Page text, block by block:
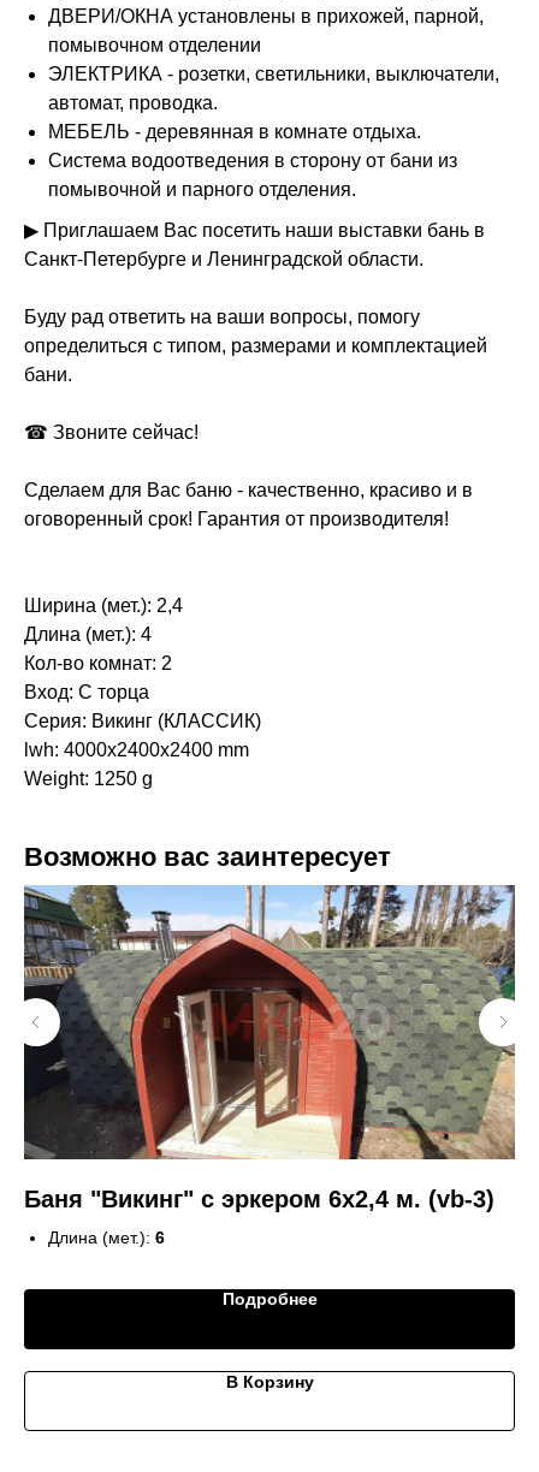
ДВЕРИ/ОКНА установлены в прихожей, парной,
помывочном отделении
ЭЛЕКТРИКА - розетки, светильники, выключатели,
автомат, проводка.
МЕБЕЛЬ - деревянная в комнате отдыха.
Система водоотведения в сторону от бани из
помывочной и парного отделения.
▶ Приглашаем Вас посетить наши выставки бань в
Санкт-Петербурге и Ленинградской области.
Буду рад ответить на ваши вопросы, помогу
определиться с типом, размерами и комплектацией
бани.
☎ Звоните сейчас!
Сделаем для Вас баню - качественно, красиво и в
оговоренный срок! Гарантия от производителя!
Ширина (мет.): 2,4
Длина (мет.): 4
Кол-во комнат: 2
Вход: С торца
Серия: Викинг (КЛАССИК)
lwh: 4000x2400x2400 mm
Weight: 1250 g
Возможно вас заинтересует
Баня "Викинг" с эркером 6х2,4 м. (vb-3)
Длина (мет.): 6
Кол-во комнат:3
Подробнее
В Корзину